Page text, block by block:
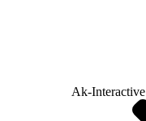
Ak-Interactive